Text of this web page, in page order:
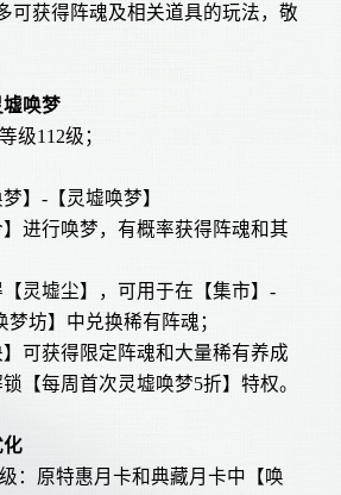
可获得阵魂及相关道具的玩法，敬
唤梦
级112级；
】-【灵墟唤梦】
进行唤梦，有概率获得阵魂和其
灵墟尘】，可用于在【集市】-
梦坊】中兑换稀有阵魂；
可获得限定阵魂和大量稀有养成
【每周首次灵墟唤梦5折】特权。
化
：原特惠月卡和典藏月卡中【唤